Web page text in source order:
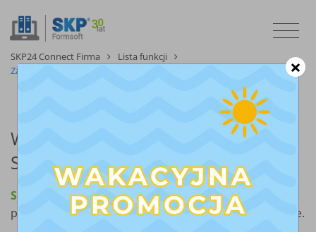
SKP24 Connect Firma
Lista funkcji
Zapis faktur do PDF i wysyłka emailem
Wysyłka faktur online z Chmury
SKP
SKP24 Connect Firmato przyjazny, ułatwiający
prowadzenie firmy moduł do wystawiania faktur online.
×